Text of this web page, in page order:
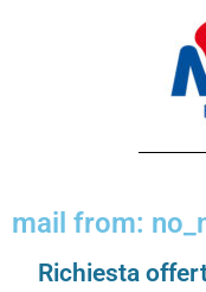
mail from:
Richiesta